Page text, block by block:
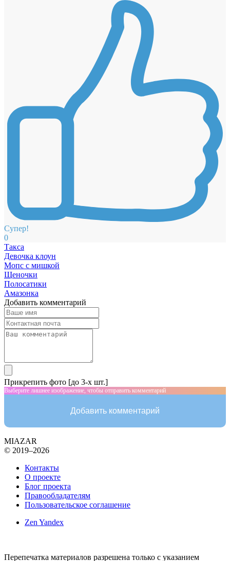
Супер!
0
Такса
Девочка клоун
Мопс с мишкой
Щеночки
Полосатики
Амазонка
Добавить комментарий
Прикрепить фото [до 3-х шт.]
Выберите лишнее изображение, чтобы отправить комментарий
Добавить комментарий
MIAZAR
© 2019–2026
Контакты
О проекте
Блог проекта
Правообладателям
Пользовательское соглашение
Zen Yandex
Перепечатка материалов разрешена только с указанием